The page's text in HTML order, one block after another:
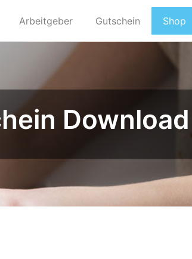
Arbeitgeber Gutschein Shop
Download